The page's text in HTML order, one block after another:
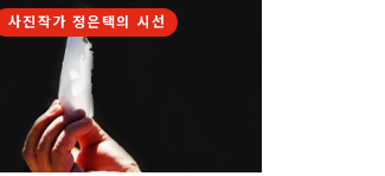
사진작가 정은택의 시선